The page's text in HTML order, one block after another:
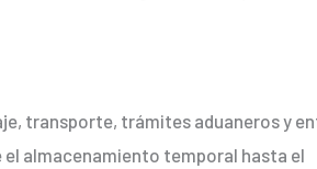
transporte, trámites aduaneros y
el almacenamiento temporal hasta el